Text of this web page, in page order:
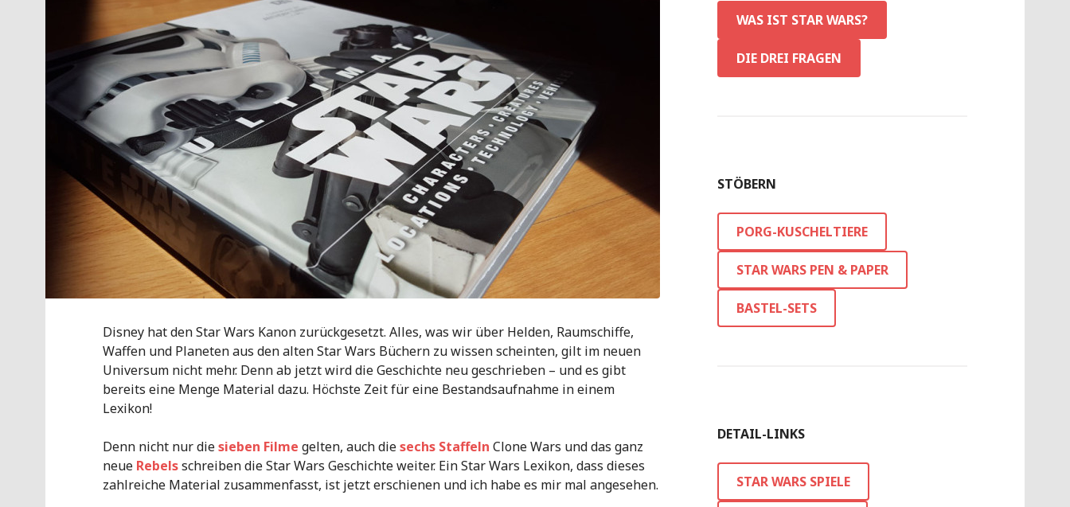
Disney hat den Star Wars Kanon zurückgesetzt. Alles, was wir über Helden, Raumschiffe,
Waffen und Planeten aus den alten Star Wars Büchern zu wissen scheinten, gilt im neuen
Universum nicht mehr. Denn ab jetzt wird die Geschichte neu geschrieben – und es gibt
bereits eine Menge Material dazu. Höchste Zeit für eine Bestandsaufnahme in einem
Lexikon!
Denn nicht nur diesieben Filme gelten, auch diesechs Staffeln Clone Wars und das ganz
neue Rebelsschreiben die Star Wars Geschichte weiter. Ein Star Wars Lexikon, dass dieses
zahlreiche Material zusammenfasst, ist jetzt erschienen und ich habe es mir mal angesehen.
WAS IST STAR WARS?
DIE DREI FRAGEN
STÖBERN
PORG-KUSCHELTIERE
STAR WARS PEN & PAPER
BASTEL-SETS
DETAIL-LINKS
STAR WARS SPIELE